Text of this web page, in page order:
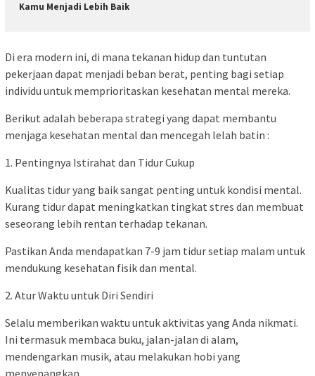
Kamu Menjadi Lebih Baik
Di era modern ini, di mana tekanan hidup dan tuntutan
pekerjaan dapat menjadi beban berat, penting bagi setiap
individu untuk memprioritaskan kesehatan mental mereka.
Berikut adalah beberapa strategi yang dapat membantu
menjaga kesehatan mental dan mencegah lelah batin :
1. Pentingnya Istirahat dan Tidur Cukup
Kualitas tidur yang baik sangat penting untuk kondisi mental.
Kurang tidur dapat meningkatkan tingkat stres dan membuat
seseorang lebih rentan terhadap tekanan.
Pastikan Anda mendapatkan 7-9 jam tidur setiap malam untuk
mendukung kesehatan fisik dan mental.
2. Atur Waktu untuk Diri Sendiri
Selalu memberikan waktu untuk aktivitas yang Anda nikmati.
Ini termasuk membaca buku, jalan-jalan di alam,
mendengarkan musik, atau melakukan hobi yang
menyenangkan.